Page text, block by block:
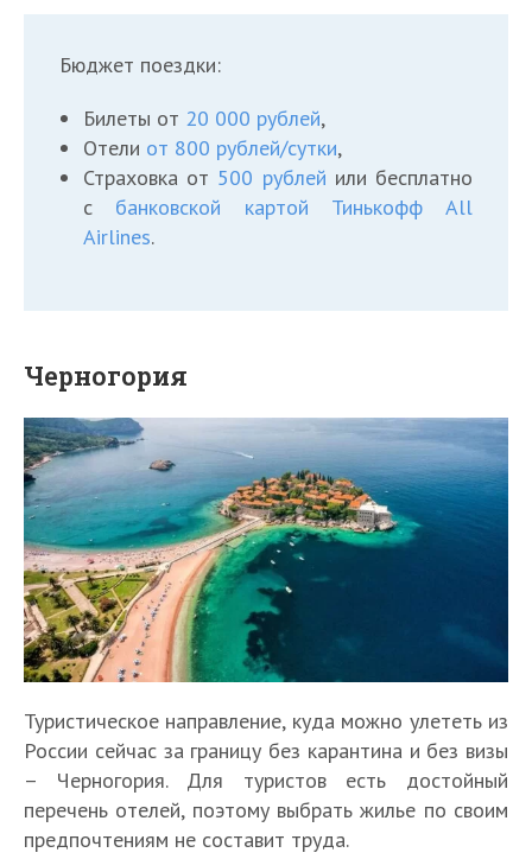
Бюджет поездки:
Билеты от 20 000 рублей,
Отели от 800 рублей/сутки,
Страховка от 500 рублей или бесплатно
с банковской картой Тинькофф All
Airlines.
Черногория
Туристическое направление, куда можно улететь из
России сейчас за границу без карантина и без визы
– Черногория. Для туристов есть достойный
перечень отелей, поэтому выбрать жилье по своим
предпочтениям не составит труда.